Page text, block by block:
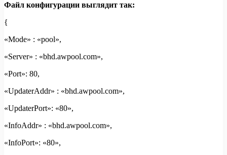
Файл конфигурации выглядит так:
{
«Mode» : «pool»,
«Server» : «bhd.awpool.com»,
«Port»: 80,
«UpdaterAddr» : «bhd.awpool.com»,
«UpdaterPort»: «80»,
«InfoAddr» : «bhd.awpool.com»,
«InfoPort»: «80»,